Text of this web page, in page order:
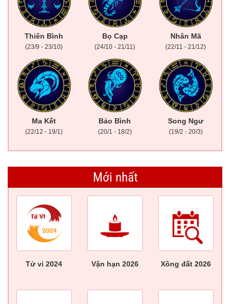
Thiên Bình
(23/9 - 23/10)
Bọ Cạp
(24/10 - 21/11)
Nhân Mã
(22/11 - 21/12)
Ma Kết
(22/12 - 19/1)
Bảo Bình
(20/1 - 18/2)
Song Ngư
(19/2 - 20/3)
Mới nhất
Tử vi 2024 Vận hạn 2026 Xông đất 2026